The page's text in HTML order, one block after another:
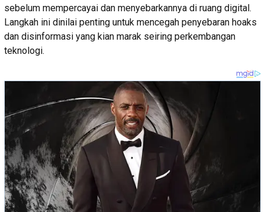
sebelum mempercayai dan menyebarkannya di ruang digital.
Langkah ini dinilai penting untuk mencegah penyebaran hoaks
dan disinformasi yang kian marak seiring perkembangan
teknologi.